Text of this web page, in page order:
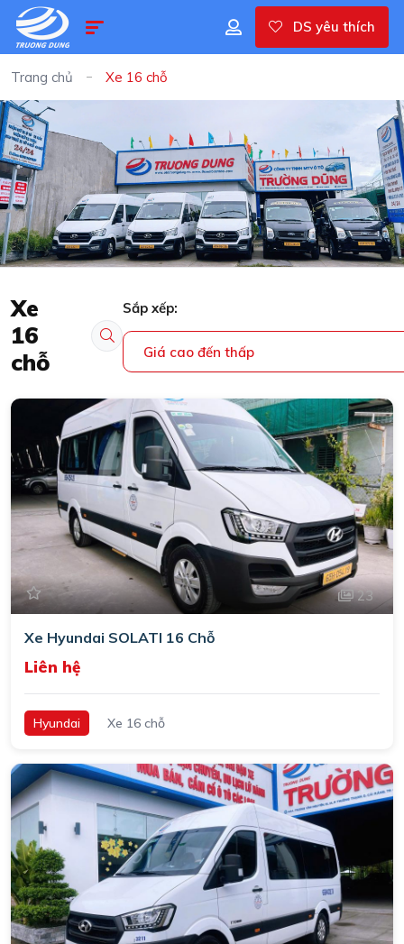
DS yêu thích
Trang chủ Xe 16 chỗ
Xe
16
chỗ
Sắp xếp:
Giá cao đến thấp
23
Xe Hyundai SOLATI 16 Chỗ
Liên hệ
Hyundai Xe 16 chỗ